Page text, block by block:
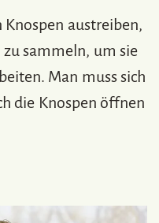
austreiben,
zu sammeln, um sie
Man muss sich
die Knospen öffnen